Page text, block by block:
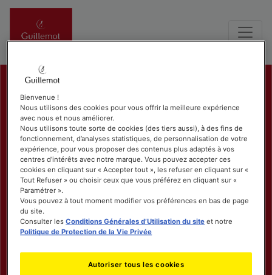
Bienvenue !
Nous utilisons des cookies pour vous offrir la meilleure expérience
avec nous et nous améliorer.
Nous utilisons toute sorte de cookies (des tiers aussi), à des fins de
fonctionnement, d’analyses statistiques, de personnalisation de votre
expérience, pour vous proposer des contenus plus adaptés à vos
centres d’intérêts avec notre marque. Vous pouvez accepter ces
cookies en cliquant sur « Accepter tout », les refuser en cliquant sur «
Tout Refuser » ou choisir ceux que vous préférez en cliquant sur «
Paramétrer ».
Vous pouvez à tout moment modifier vos préférences en bas de page
du site.
Consulter lesConditions Générales d’Utilisation du site et notre
Politique de Protection de la Vie Privée
Autoriser tous les cookies